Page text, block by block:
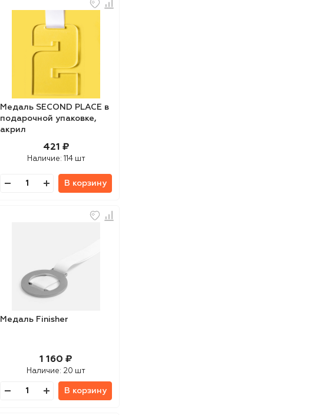
Медаль SECOND PLACE в
подарочной упаковке,
акрил
421 ₽
Наличие: 114 шт
В корзину
Медаль Finisher
1 160 ₽
Наличие: 20 шт
В корзину